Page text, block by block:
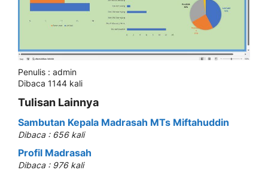
Penulis : admin
Dibaca 1144 kali
Tulisan Lainnya
Sambutan Kepala Madrasah MTs Miftahuddin
Dibaca : 656 kali
Profil Madrasah
Dibaca : 976 kali